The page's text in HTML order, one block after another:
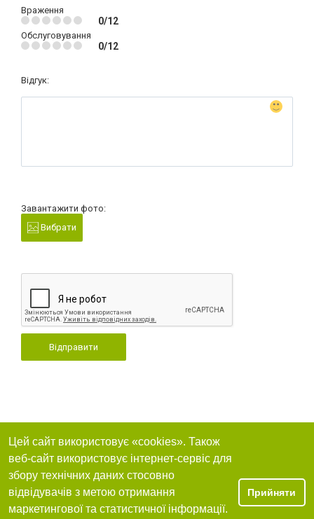
Враження
0/12
Обслуговування
0/12
Відгук:
Завантажити фото:
Вибрати
Відправити
Цей сайт використовує «cookies». Також
веб-сайт використовує інтернет-сервіс для
збору технічних даних стосовно
відвідувачів з метою отримання
маркетингової та статистичної інформації.
Прийняти